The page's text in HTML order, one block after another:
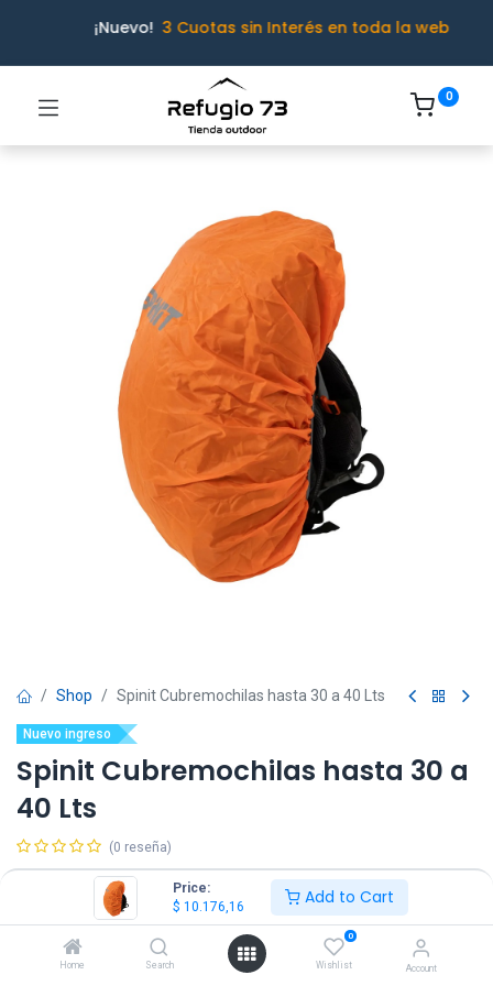
Price:
$ 10.176,16 Add to Cart
Home Search
0
Wishlist Account
¡Nuevo! 3 Cuotas sin Interés en toda la web
0
Shop Spinit Cubremochilas hasta 30 a 40 Lts
Nuevo ingreso
Spinit Cubremochilas hasta 30 a
40 Lts
(0 reseña)
10.176,16 IVA Incluido